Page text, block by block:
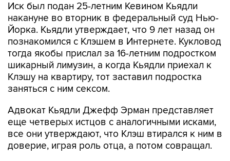
Иск был подан 25-летним Кевином Кьядли
накануне во вторник в федеральный суд Нью-
Йорка. Кьядли утверждает, что 9 лет назад он
познакомился с Клэшем в Интернете. Кукловод
тогда якобы прислал за 16-летним подростком
шикарный лимузин, а когда Кьядли приехал к
Клэшу на квартиру, тот заставил подростка
заняться с ним сексом.
Адвокат Кьядли Джефф Эрман представляет
еще четверых истцов с аналогичными исками,
все они утверждают, что Клэш втирался к ним в
доверие, играя роль отца, а потом совращал.